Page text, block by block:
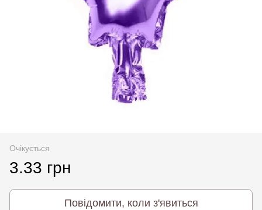
Очікується
3.33 грн
Повідомити, коли з'явиться